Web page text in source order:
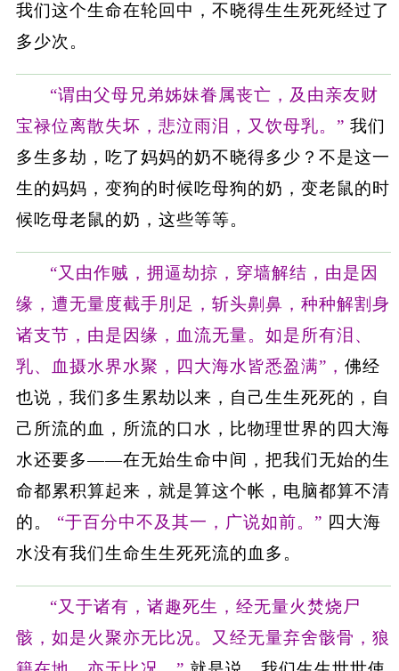
我们这个生命在轮回中，不晓得生生死死经过了
多少次。
“谓由父母兄弟姊妹眷属丧亡，及由亲友财
宝禄位离散失坏，悲泣雨泪，又饮母乳。” 我们
多生多劫，吃了妈妈的奶不晓得多少？不是这一
生的妈妈，变狗的时候吃母狗的奶，变老鼠的时
候吃母老鼠的奶，这些等等。
“又由作贼，拥逼劫掠，穿墙解结，由是因
缘，遭无量度截手刖足，斩头劓鼻，种种解割身
诸支节，由是因缘，血流无量。如是所有泪、
乳、血摄水界水聚，四大海水皆悉盈满”， 佛经
也说，我们多生累劫以来，自己生生死死的，自
己所流的血，所流的口水，比物理世界的四大海
水还要多——在无始生命中间，把我们无始的生
命都累积算起来，就是算这个帐，电脑都算不清
的。
“于百分中不及其一，广说如前。” 四大海
水没有我们生命生生死死流的血多。
“又于诸有，诸趣死生，经无量火焚烧尸
骸，如是火聚亦无比况。又经无量弃舍骸骨，狼